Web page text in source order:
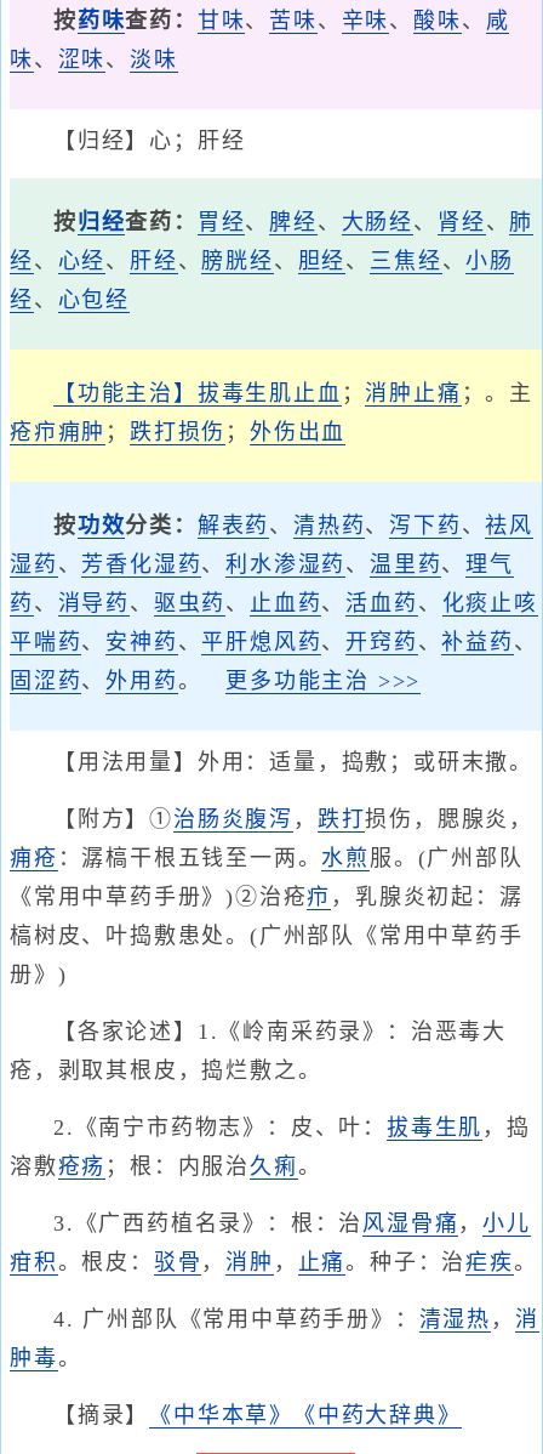
按药味查药： 甘味、 苦味、 辛味、 酸味、 咸
味、 涩味、 淡味
【归经】心；肝经
按归经查药： 胃经、 脾经、 大肠经、 肾经、 肺
经、 心经、 肝经、膀胱经、 胆经、 三焦经、小肠
经、 心包经
【功能主治】 拔毒生肌止血 ；消肿止痛 ；。主
疮疖痈肿 ；跌打损伤 ；外伤出血
按功效分类： 解表药 、清热药、 泻下药 、祛风
湿药 、 芳香化湿药、利水渗湿药 、温里药、理气
药 、 消导药 、 驱虫药 、 止血药、 活血药 、 化痰止咳
平喘药、 安神药 、 平肝熄风药、 开窍药 、补益药 、
固涩药、外用药。 更多功能主治 >>>
【用法用量】外用：适量，捣敷；或研末撒。
【附方】①治肠炎 腹泻 ， 跌打损伤，腮腺炎，
痈疮 ：潺槁干根五钱至一两。 水煎 服。(广州部队
《常用中草药手册》)②治疮疖 ，乳腺炎初起：潺
槁树皮、叶捣敷患处。(广州部队《常用中草药手
册》)
【各家论述】1.《岭南采药录》：治恶毒大
疮，剥取其根皮，捣烂敷之。
2.《南宁市药物志》：皮、叶：拔毒生肌 ，捣
溶敷疮疡 ；根：内服治久痢。
3.《广西药植名录》：根：治 风湿骨痛 ，小儿
疳积。根皮： 驳骨 ，消肿 ， 止痛。种子：治疟疾。
4. 广州部队《常用中草药手册》： 清湿热 ， 消
肿毒。
【摘录】 《中华本草》 《中药大辞典》